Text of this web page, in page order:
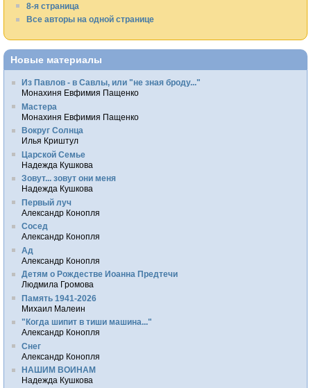
8-я страница
Все авторы на одной странице
Новые материалы
Из Павлов - в Савлы, или "не зная броду..."
Монахиня Евфимия Пащенко
Мастера
Монахиня Евфимия Пащенко
Вокруг Солнца
Илья Криштул
Царской Семье
Надежда Кушкова
Зовут... зовут они меня
Надежда Кушкова
Первый луч
Александр Конопля
Сосед
Александр Конопля
Ад
Александр Конопля
Детям о Рождестве Иоанна Предтечи
Людмила Громова
Память 1941-2026
Михаил Малеин
"Когда шипит в тиши машина..."
Александр Конопля
Снег
Александр Конопля
НАШИМ ВОИНАМ
Надежда Кушкова